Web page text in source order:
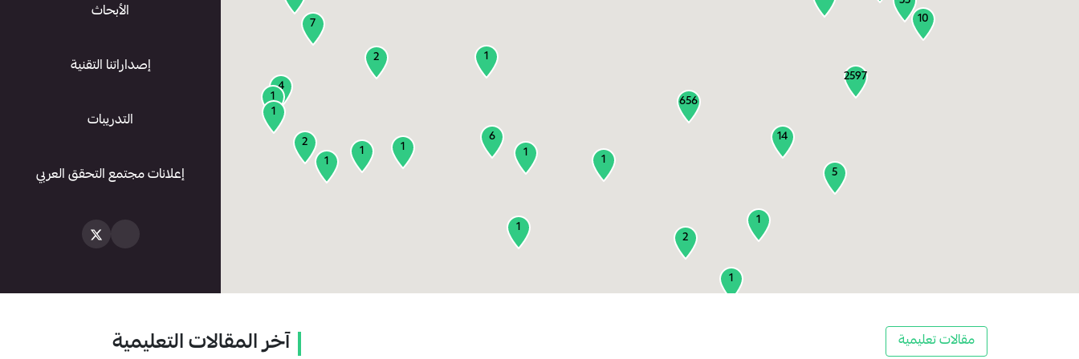
1
14
2
4
1
2597
10
656
6
1
5
7
1
2
1
2
1
1
1
1
1
1
الأبحاث
إصداراتنا التقنية
التدريبات
إعلانات مجتمع التحقق العربي
مقالات تعليمية آخر المقالات التعليمية